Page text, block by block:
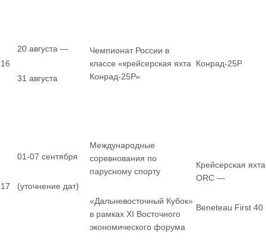
16
20 августа —
31 августа
Чемпионат России в
классе «крейсерская яхта
Конрад-25Р»
Конрад-25Р
17
01-07 сентября
(уточнение дат)
Международные
соревнования по
парусному спорту
«Дальневосточный Кубок»
в рамках XI Восточного
экономического форума
Крейсерская яхта
ORC —
Beneteau First 40